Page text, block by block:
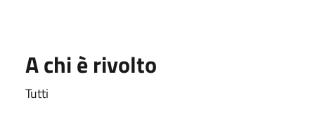
A chi è rivolto
Tutti